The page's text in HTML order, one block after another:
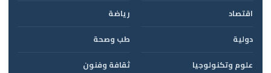
اقتصاد
رياضة
دولية
طب وصحة
علوم وتكنولوجيا
ثقافة وفنون